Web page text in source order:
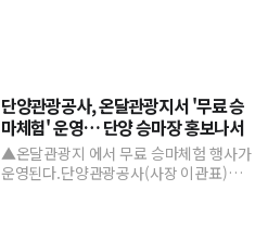
단양관광공사, 온달관광지서 '무료 승
마체험' 운영… 단양 승마장 홍보나서
▲온달관광지 에서 무료 승마체험 행사가
운영된다.단양관광공사(사장 이관표)가